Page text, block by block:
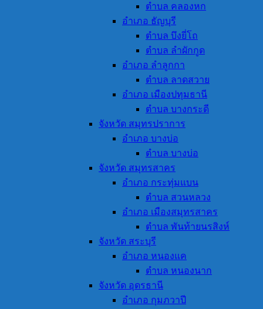
ตำบล คลองหก
อำเภอ ธัญบุรี
ตำบล บึงยี่โถ
ตำบล ลำผักกูด
อำเภอ ลำลูกกา
ตำบล ลาดสวาย
อำเภอ เมืองปทุมธานี
ตำบล บางกระดี
จังหวัด สมุทรปราการ
อำเภอ บางบ่อ
ตำบล บางบ่อ
จังหวัด สมุทรสาคร
อำเภอ กระทุ่มแบน
ตำบล สวนหลวง
อำเภอ เมืองสมุทรสาคร
ตำบล พันท้ายนรสิงห์
จังหวัด สระบุรี
อำเภอ หนองแค
ตำบล หนองนาก
จังหวัด อุดรธานี
อำเภอ กุมภวาปี